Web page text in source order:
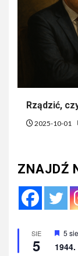
Rządzić,
2025-10-01
ZNAJDŹ
SIE
5
5